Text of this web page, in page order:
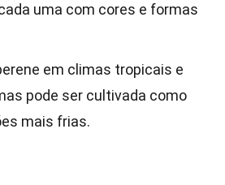
uma com cores e formas
em climas tropicais e
pode ser cultivada como
mais frias.